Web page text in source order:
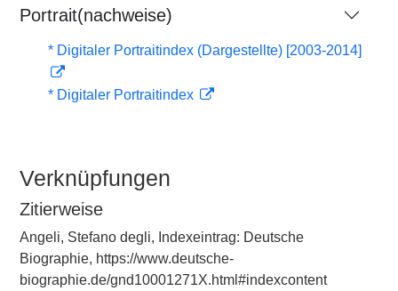
Portrait(nachweise)
* Digitaler Portraitindex (Dargestellte) [2003-2014]
* Digitaler Portraitindex
Verknüpfungen
Zitierweise
Angeli, Stefano degli, Indexeintrag: Deutsche
Biographie, https://www.deutsche-
biographie.de/gnd10001271X.html#indexcontent